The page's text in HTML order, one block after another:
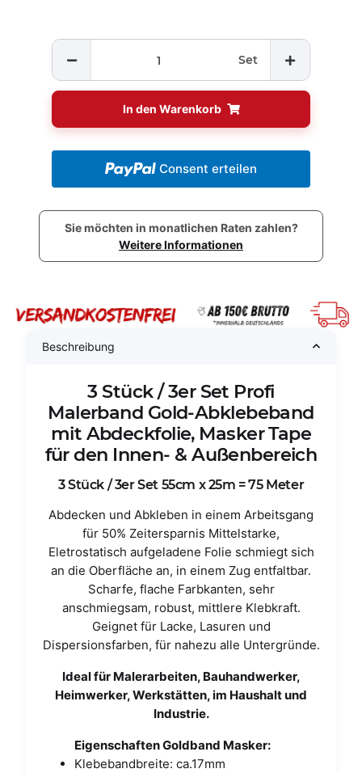
Set
In den Warenkorb
Consent erteilen
Sie möchten in monatlichen Raten zahlen?
Weitere Informationen
Beschreibung
3 Stück / 3er Set Profi
Malerband Gold-Abklebeband
mit Abdeckfolie, Masker Tape
für den Innen- & Außenbereich
3 Stück / 3er Set 55cm x 25m = 75 Meter
Abdecken und Abkleben in einem Arbeitsgang
für 50% Zeitersparnis Mittelstarke,
Eletrostatisch aufgeladene Folie schmiegt sich
an die Oberfläche an, in einem Zug entfaltbar.
Scharfe, flache Farbkanten, sehr
anschmiegsam, robust, mittlere Klebkraft.
Geignet für Lacke, Lasuren und
Dispersionsfarben, für nahezu alle Untergründe.
Ideal für Malerarbeiten, Bauhandwerker,
Heimwerker, Werkstätten, im Haushalt und
Industrie.
Eigenschaften Goldband Masker:
Klebebandbreite: ca.17mm